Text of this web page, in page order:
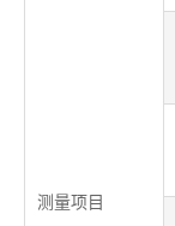
测量项目